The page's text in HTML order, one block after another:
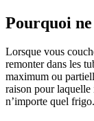
Pourquoi
Lorsque vous
remonter dans les
maximum ou
raison pour laquelle
n’importe quel frigo.